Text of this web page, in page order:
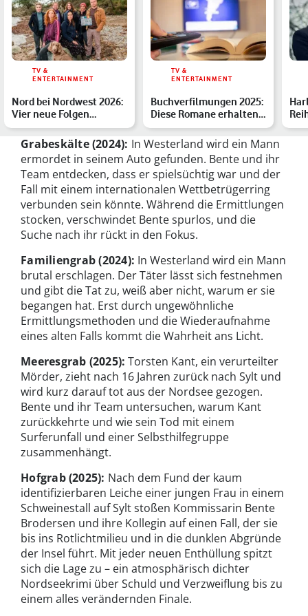
TV &
ENTERTAINMENT
Nord bei Nordwest 2026:
Vier neue Folgen
angekündigt – alle Infos
TV &
ENTERTAINMENT
Buchverfilmungen 2025:
Diese Romane erhalten
dieses Jahr Serienad…
Grabeskälte(2024): In Westerland wird ein Mann
ermordet in seinem Auto gefunden. Bente und ihr
Team entdecken, dass er spielsüchtig war und der
Fall mit einem internationalen Wettbetrügerring
verbunden sein könnte. Während die Ermittlungen
stocken, verschwindet Bente spurlos, und die
Suche nach ihr rückt in den Fokus.
Familiengrab (2024): In Westerland wird ein Mann
brutal erschlagen. Der Täter lässt sich festnehmen
und gibt die Tat zu, weiß aber nicht, warum er sie
begangen hat. Erst durch ungewöhnliche
Ermittlungsmethoden und die Wiederaufnahme
eines alten Falls kommt die Wahrheit ans Licht.
Meeresgrab (2025): Torsten Kant, ein verurteilter
Mörder, zieht nach 16 Jahren zurück nach Sylt und
wird kurz darauf tot aus der Nordsee gezogen.
Bente und ihr Team untersuchen, warum Kant
zurückkehrte und wie sein Tod mit einem
Surferunfall und einer Selbsthilfegruppe
zusammenhängt.
Hofgrab(2025): Nach dem Fund der kaum
identifizierbaren Leiche einer jungen Frau in einem
Schweinestall auf Sylt stoßen Kommissarin Bente
Brodersen und ihre Kollegin auf einen Fall, der sie
bis ins Rotlichtmilieu und in die dunklen Abgründe
der Insel führt. Mit jeder neuen Enthüllung spitzt
sich die Lage zu – ein atmosphärisch dichter
Nordseekrimi über Schuld und Verzweiflung bis zu
einem alles verändernden Finale.